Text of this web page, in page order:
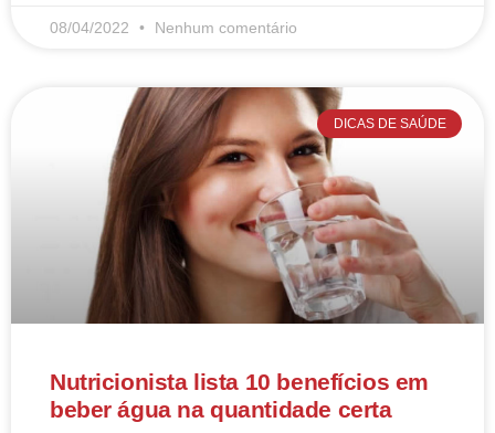
08/04/2022 Nenhum comentário
DICAS DE SAÚDE
Nutricionista lista 10 benefícios em
beber água na quantidade certa